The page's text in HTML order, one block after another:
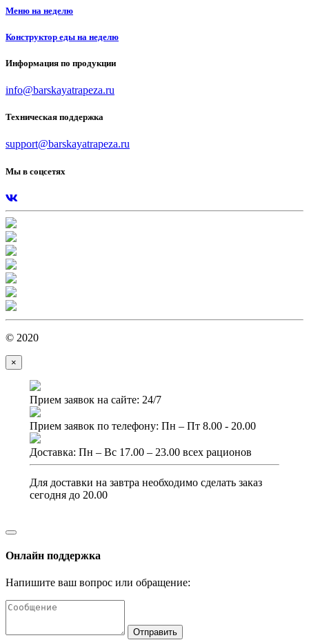
Меню на неделю
Конструктор еды на неделю
Информация по продукции
info@barskayatrapeza.ru
Техническая поддержка
support@barskayatrapeza.ru
Мы в соцсетях
© 2020
×
Прием заявок на сайте: 24/7
Прием заявок по телефону: Пн – Пт 8.00 - 20.00
Доставка: Пн – Вс 17.00 – 23.00 всех рационов
Для доставки на завтра необходимо сделать заказ
сегодня до 20.00
Онлайн поддержка
Напишите ваш вопрос или обращение:
Отправить